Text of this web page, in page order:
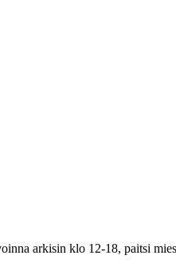
arkisin klo 12-18, paitsi